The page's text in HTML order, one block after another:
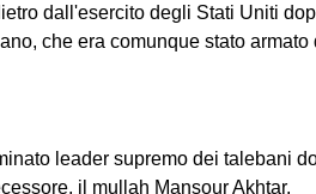
dall'esercito degli Stati Uniti
che era comunque stato armato
leader supremo dei talebani
il mullah Mansour Akhtar.